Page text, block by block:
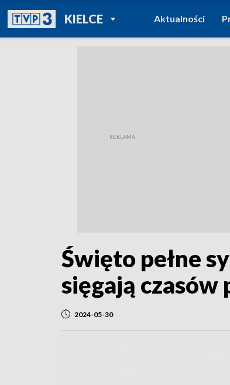
KIELCEPOWRÓT DO
TVP REGIONY
Aktualności
Święto pełne
sięgają czasów
2024-05-30